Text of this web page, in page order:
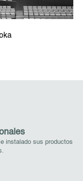
instalado sus productos